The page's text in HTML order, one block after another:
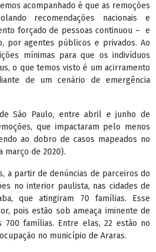
acompanhado é que as remoções
recomendações nacionais e
forçado de pessoas continuou – e
por agentes públicos e privados. Ao
mínimas para que os indivíduos
o que temos visto é um acirramento
de um cenário de emergência
São Paulo, entre abril e junho de
que impactaram pelo menos
ao dobro de casos mapeados no
de 2020).
a partir de denúncias de parceiros do
no interior paulista, nas cidades de
que atingiram 70 famílias. Esse
pois estão sob ameaça iminente de
700 famílias. Entre elas, 22 estão no
no município de Araras.